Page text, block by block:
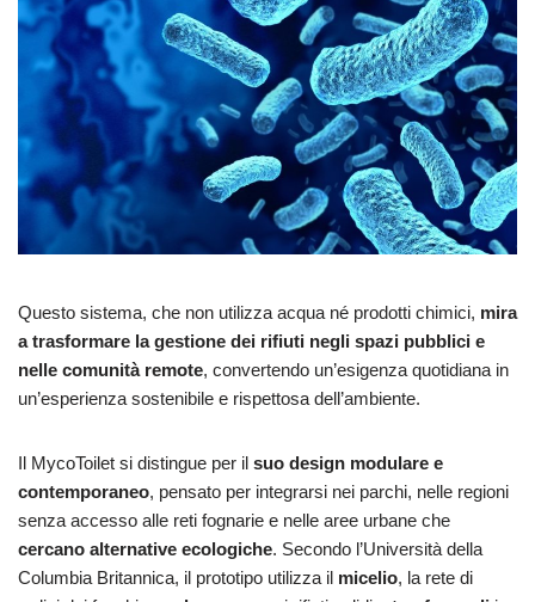
Questo sistema, che non utilizza acqua né prodotti chimici, mira
a trasformare la gestione dei rifiuti negli spazi pubblici e
nelle comunità remote, convertendo un’esigenza quotidiana in
un’esperienza sostenibile e rispettosa dell’ambiente.
Il MycoToilet si distingue per il suo design modulare e
contemporaneo, pensato per integrarsi nei parchi, nelle regioni
senza accesso alle reti fognarie e nelle aree urbane che
cercano alternative ecologiche. Secondo l’Università della
Columbia Britannica, il prototipo utilizza il micelio, la rete di